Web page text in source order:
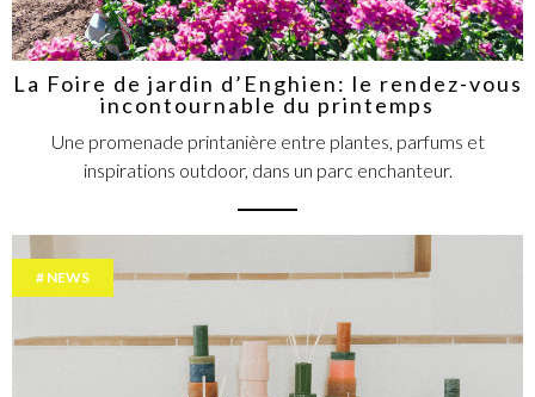
La Foire de jardin d’Enghien: le rendez-vous
incontournable du printemps
Une promenade printanière entre plantes, parfums et
inspirations outdoor, dans un parc enchanteur.
NEWS